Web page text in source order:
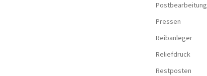
Postbearbeitung
Pressen
Reibanleger
Reliefdruck
Restposten